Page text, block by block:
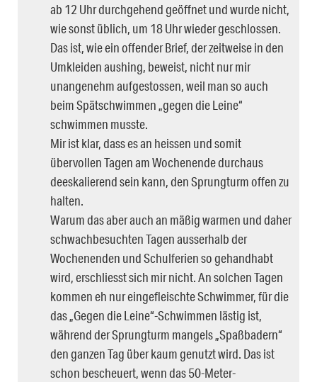
ab 12 Uhr durchgehend geöffnet und wurde nicht,
wie sonst üblich, um 18 Uhr wieder geschlossen.
Das ist, wie ein offender Brief, der zeitweise in den
Umkleiden aushing, beweist, nicht nur mir
unangenehm aufgestossen, weil man so auch
beim Spätschwimmen „gegen die Leine“
schwimmen musste.
Mir ist klar, dass es an heissen und somit
übervollen Tagen am Wochenende durchaus
deeskalierend sein kann, den Sprungturm offen zu
halten.
Warum das aber auch an mäßig warmen und daher
schwachbesuchten Tagen ausserhalb der
Wochenenden und Schulferien so gehandhabt
wird, erschliesst sich mir nicht. An solchen Tagen
kommen eh nur eingefleischte Schwimmer, für die
das „Gegen die Leine“-Schwimmen lästig ist,
während der Sprungturm mangels „Spaßbadern“
den ganzen Tag über kaum genutzt wird. Das ist
schon bescheuert, wenn das 50-Meter-